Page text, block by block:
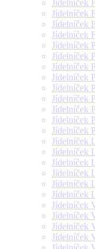
Jídelníček
Jídelníček
Jídelníček
Jídelníček
Jídelníček
Jídelníček
Jídelníček
Jídelníček
Jídelníček
Jídelníček
Jídelníček
Jídelníček
Jídelníček
Jídelníček
Jídelníček
Jídelníček
Jídelníček
Jídelníček
Jídelníček
Jídelníček
Jídelníček
Jídelníček
Jídelníček